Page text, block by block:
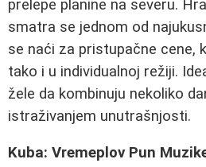
prelepe planine na severu.
smatra se jednom od
se naći za pristupačne cene,
tako i u individualnoj režiji.
žele da kombinuju nekoliko
istraživanjem unutrašnjosti.
Kuba: Vremeplov Pun